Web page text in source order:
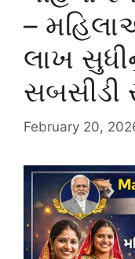
–
લાખ
સબસીડી
February 20,